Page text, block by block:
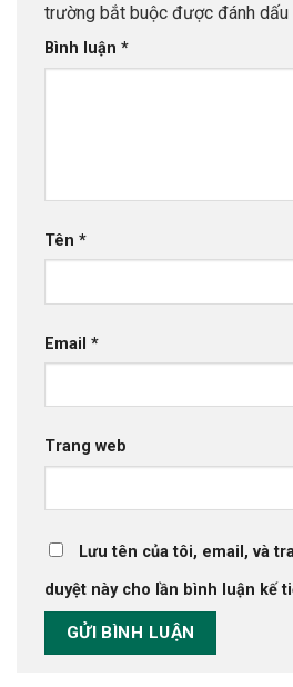
trường bắt buộc được đánh dấu
Bình luận *
Tên *
Email *
Trang web
Lưu tên của tôi, email, và
duyệt này cho lần bình luận kế